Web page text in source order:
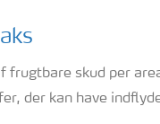
skud per
der kan have